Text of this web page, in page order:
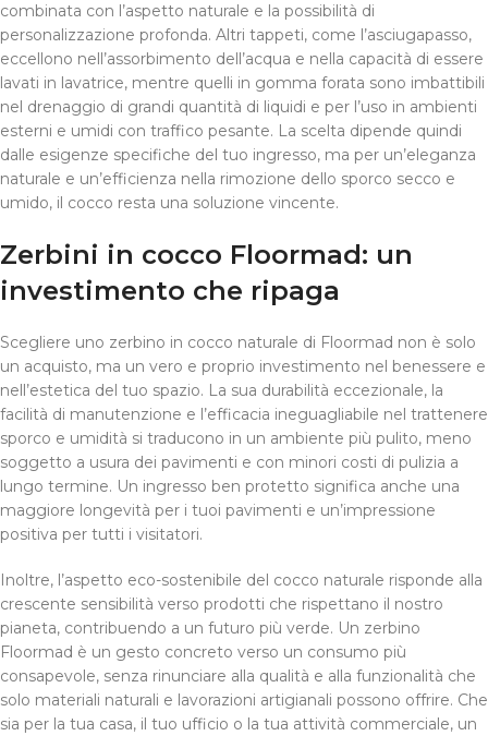
combinata con l’aspetto naturale e la possibilità di
personalizzazione profonda. Altri tappeti, come l’asciugapasso,
eccellono nell’assorbimento dell’acqua e nella capacità di essere
lavati in lavatrice, mentre quelli in gomma forata sono imbattibili
nel drenaggio di grandi quantità di liquidi e per l’uso in ambienti
esterni e umidi con traffico pesante. La scelta dipende quindi
dalle esigenze specifiche del tuo ingresso, ma per un’eleganza
naturale e un’efficienza nella rimozione dello sporco secco e
umido, il cocco resta una soluzione vincente.
Zerbini in cocco Floormad: un
investimento che ripaga
Scegliere uno zerbino in cocco naturale di Floormad non è solo
un acquisto, ma un vero e proprio investimento nel benessere e
nell’estetica del tuo spazio. La sua durabilità eccezionale, la
facilità di manutenzione e l’efficacia ineguagliabile nel trattenere
sporco e umidità si traducono in un ambiente più pulito, meno
soggetto a usura dei pavimenti e con minori costi di pulizia a
lungo termine. Un ingresso ben protetto significa anche una
maggiore longevità per i tuoi pavimenti e un’impressione
positiva per tutti i visitatori.
Inoltre, l’aspetto eco-sostenibile del cocco naturale risponde alla
crescente sensibilità verso prodotti che rispettano il nostro
pianeta, contribuendo a un futuro più verde. Un zerbino
Floormad è un gesto concreto verso un consumo più
consapevole, senza rinunciare alla qualità e alla funzionalità che
solo materiali naturali e lavorazioni artigianali possono offrire. Che
sia per la tua casa, il tuo ufficio o la tua attività commerciale, un